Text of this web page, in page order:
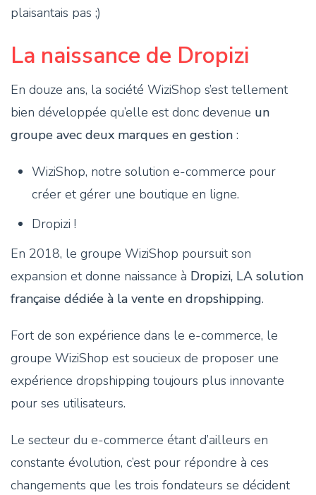
plaisantais pas ;)
La naissance de Dropizi
En douze ans, la société WiziShop s’est tellement
bien développée qu’elle est donc devenue un
groupe avec deux marques en gestion :
WiziShop, notre solution e-commerce pour
créer et gérer une boutique en ligne.
Dropizi !
En 2018, le groupe WiziShop poursuit son
expansion et donne naissance à Dropizi, LA solution
française dédiée à la vente en dropshipping.
Fort de son expérience dans le e-commerce, le
groupe WiziShop est soucieux de proposer une
expérience dropshipping toujours plus innovante
pour ses utilisateurs.
Le secteur du e-commerce étant d’ailleurs en
constante évolution, c’est pour répondre à ces
changements que les trois fondateurs se décident